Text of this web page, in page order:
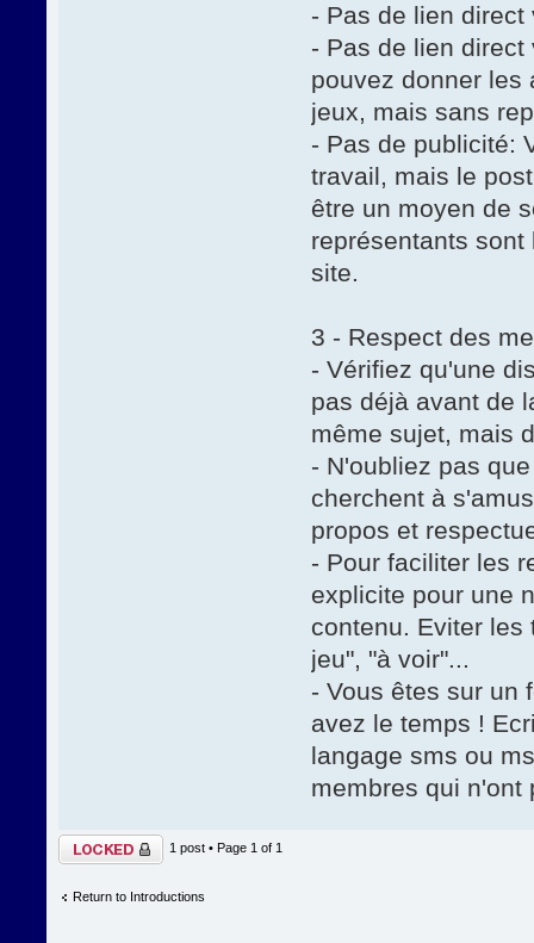
- Pas de lien
- Pas de lien
pouvez donner les
jeux, mais sans
- Pas de publicité:
travail, mais le
être un moyen de
représentants
site.
3 - Respect des
- Vérifiez qu'une
pas déjà avant de
même sujet, mais
- N'oubliez pas
cherchent à
propos et
- Pour faciliter les
explicite pour une
contenu. Eviter les
jeu", "à voir"...
- Vous êtes sur un
avez le temps !
langage sms ou
membres qui n'ont
Topic locked 1 post • Page 1 of 1
Return to Introductions